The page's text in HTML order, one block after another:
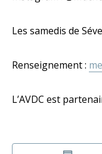
Les samedis de
Renseignement :
L’AVDC est